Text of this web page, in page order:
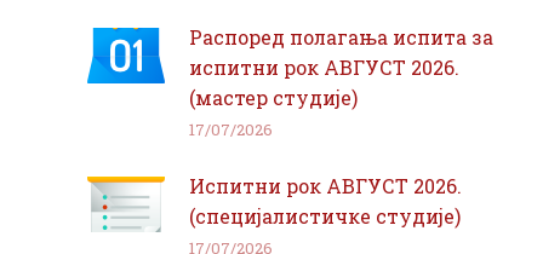
Распоред полагања испита за
испитни рок АВГУСТ 2026.
(мастер студије)
17/07/2026
Испитни рок АВГУСТ 2026.
(специјалистичке студије)
17/07/2026